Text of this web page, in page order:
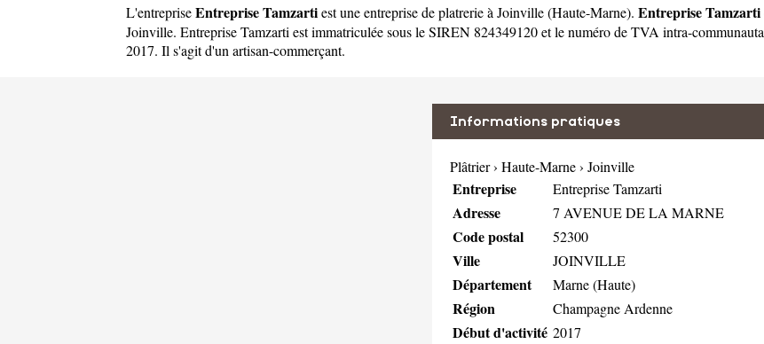
L'entrepriseEntreprise Tamzartiest uneentreprise de platrerie à Joinville(Haute-Marne). Entreprise Tamzarti
Joinville. Entreprise Tamzarti est immatriculée sous le SIREN 824349120 et le numéro de TVA intra-
2017. Il s'agit d'un artisan-commerçant.
Informations pratiques
Plâtrier› Haute-Marne› Joinville
Entreprise Entreprise Tamzarti
Adresse 7 AVENUE DE LA MARNE
Code postal 52300
Ville JOINVILLE
Département Marne (Haute)
Région Champagne Ardenne
Début d'activité 2017